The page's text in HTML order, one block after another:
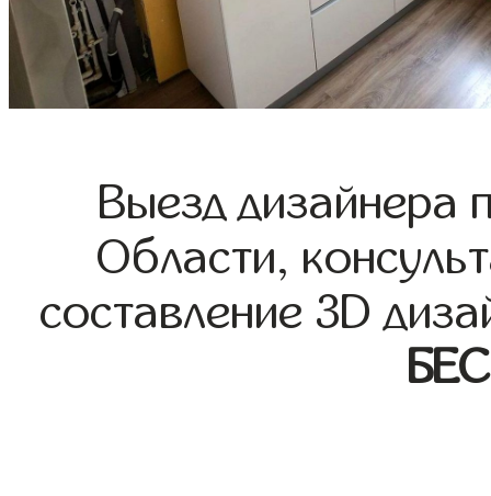
Выезд дизайнера
Области,
составление 3D